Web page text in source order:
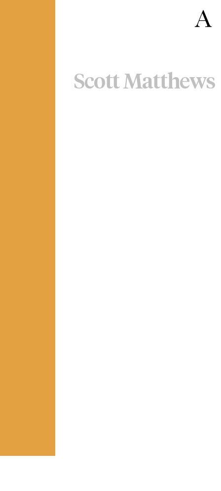
Scott Matthews